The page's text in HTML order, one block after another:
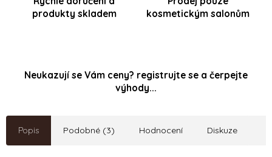
produkty skladem
kosmetickým salonům
Neukazují se Vám ceny? registrujte se a čerpejte
výhody...
Popis Podobné (3) Hodnocení Diskuze